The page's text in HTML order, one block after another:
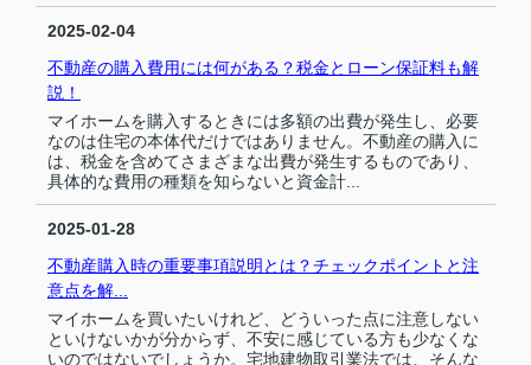
2025-02-04
不動産の購入費用には何がある？税金とローン保証料も解
説！
マイホームを購入するときには多額の出費が発生し、必要
なのは住宅の本体代だけではありません。不動産の購入に
は、税金を含めてさまざまな出費が発生するものであり、
具体的な費用の種類を知らないと資金計...
2025-01-28
不動産購入時の重要事項説明とは？チェックポイントと注
意点を解...
マイホームを買いたいけれど、どういった点に注意しない
といけないかが分からず、不安に感じている方も少なくな
いのではないでしょうか。宅地建物取引業法では、そんな